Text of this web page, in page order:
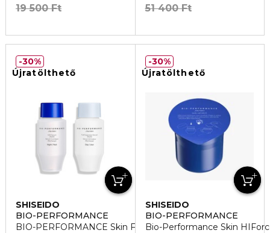
19 500 Ft
51 400 Ft
Újratölthető
SHISEIDO
BIO-PERFORMANCE
BIO-PERFORMANCE Skin Filler Szérum REFILL
30%
Újratölthető
SHISEIDO
BIO-PERFORMANCE
Bio-Performance Skin
30%